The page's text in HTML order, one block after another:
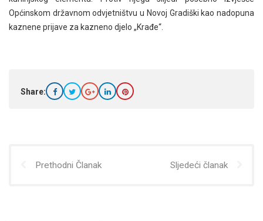
Općinskom državnom odvjetništvu u Novoj Gradiški kao nadopuna
kaznene prijave za kazneno djelo „Krađe“.
Share:
Prethodni Članak Sljedeći članak